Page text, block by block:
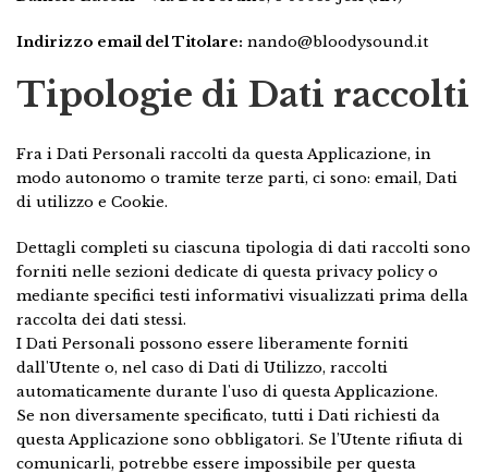
Indirizzo email del Titolare: nando@bloodysound.it
Tipologie di Dati raccolti
Fra i Dati Personali raccolti da questa Applicazione, in
modo autonomo o tramite terze parti, ci sono: email, Dati
di utilizzo e Cookie.
Dettagli completi su ciascuna tipologia di dati raccolti sono
forniti nelle sezioni dedicate di questa privacy policy o
mediante specifici testi informativi visualizzati prima della
raccolta dei dati stessi.
I Dati Personali possono essere liberamente forniti
dall'Utente o, nel caso di Dati di Utilizzo, raccolti
automaticamente durante l'uso di questa Applicazione.
Se non diversamente specificato, tutti i Dati richiesti da
questa Applicazione sono obbligatori. Se l’Utente rifiuta di
comunicarli, potrebbe essere impossibile per questa